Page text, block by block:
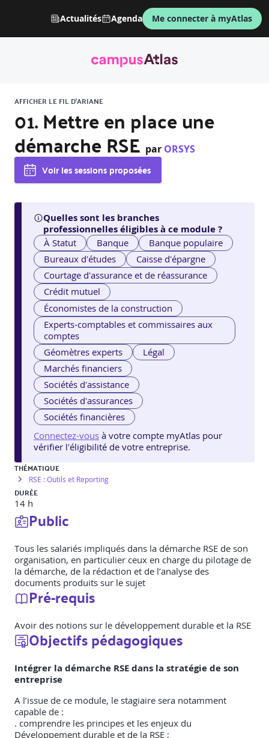
Actualités Agenda Me connecter à myAtlas
AFFICHER LE FIL D'ARIANE
01. Mettre en place une
démarche RSE par ORSYS
Voir les sessions proposées
Quelles sont les branches
professionnelles éligibles à ce module ?
À Statut Banque
Banque populaire
Bureaux d'études
Caisse d'épargne
Courtage d'assurance et de réassurance
Crédit mutuel
Économistes de la construction
Experts-comptables et commissaires aux
comptes
Géomètres experts
Légal
Marchés financiers
Sociétés d'assistance
Sociétés d'assurances
Sociétés financières
Connectez-vous à votre compte myAtlas pour
vérifier l'éligibilité de votre entreprise.
THÉMATIQUE
RSE : Outils et Reporting
DURÉE
14 h
Public
Tous les salariés impliqués dans la démarche RSE de son
organisation, en particulier ceux en charge du pilotage de
la démarche, de la rédaction et de l’analyse des
documents produits sur le sujet
Pré-requis
Avoir des notions sur le développement durable et la RSE
Objectifs pédagogiques
Intégrer la démarche RSE dans la stratégie de son
entreprise
A l’issue de ce module, le stagiaire sera notamment
capable de :
. comprendre les principes et les enjeux du
Développement durable et de la RSE ;